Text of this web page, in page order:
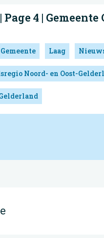
4 | Gemeente
Gemeente Laag
Noord- en Oost-